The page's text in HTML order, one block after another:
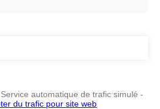
automatique de trafic simulé -
du trafic pour site web